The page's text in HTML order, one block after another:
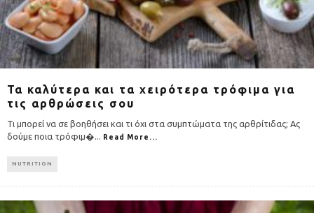
Τα καλύτερα και τα χειρότερα τρόφιμα για
τις αρθρώσεις σου
Τι μπορεί να σε βοηθήσει και τι όχι στα συμπτώματα της αρθρίτιδας; Ας
δούμε ποια τρόφιμ�... Read More...
NUTRITION